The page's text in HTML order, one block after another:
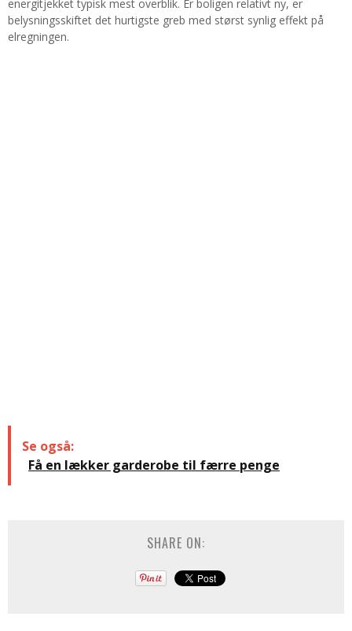
energitjekket typisk mest overblik. Er boligen relativt ny, er
belysningsskiftet det hurtigste greb med størst synlig effekt på
elregningen.
Se også:
Få en lækker garderobe til færre penge
SHARE ON: